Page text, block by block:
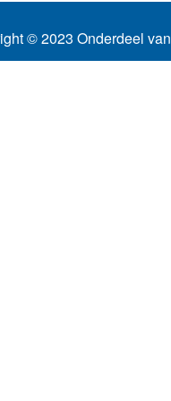
© 2023 Onderdeel van